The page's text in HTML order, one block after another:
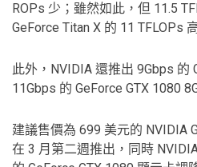
ROPs 少；雖然如此，但 11.5
GeForce Titan X 的 11 TFLOPs
此外，NVIDIA 還推出 9Gbps 的
11Gbps 的 GeForce GTX 1080
建議售價為 699 美元的 NVIDIA
在 3 月第二週推出，同時